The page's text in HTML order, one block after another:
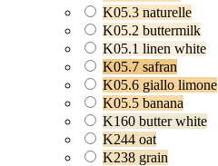
K05.3 naturelle
K05.2 buttermilk
K05.1 linen white
K05.7 safran
K05.6 giallo limone
K05.5 banana
K160 butter white
K244 oat
K238 grain